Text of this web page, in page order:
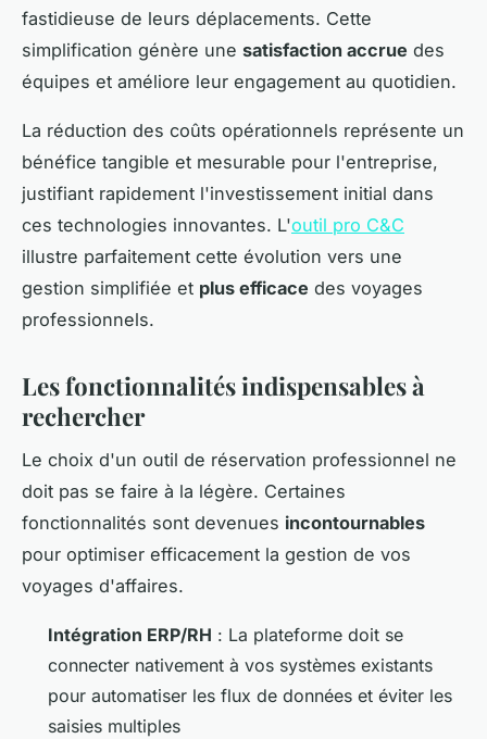
fastidieuse de leurs déplacements. Cette
simplification génère une satisfaction accrue des
équipes et améliore leur engagement au quotidien.
La réduction des coûts opérationnels représente un
bénéfice tangible et mesurable pour l'entreprise,
justifiant rapidement l'investissement initial dans
ces technologies innovantes. L'outil pro C&C
illustre parfaitement cette évolution vers une
gestion simplifiée et plus efficace des voyages
professionnels.
Les fonctionnalités indispensables à
rechercher
Le choix d'un outil de réservation professionnel ne
doit pas se faire à la légère. Certaines
fonctionnalités sont devenues incontournables
pour optimiser efficacement la gestion de vos
voyages d'affaires.
Intégration ERP/RH : La plateforme doit se
connecter nativement à vos systèmes existants
pour automatiser les flux de données et éviter les
saisies multiples